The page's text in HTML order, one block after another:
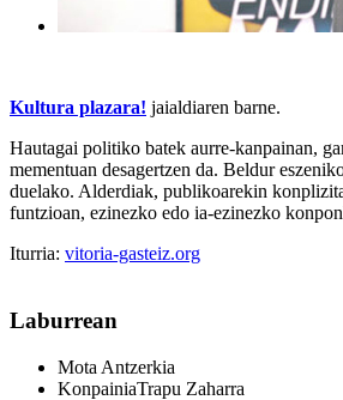
Kultura plazara! jaialdiaren barne.
Hautagai politiko batek aurre-kanpainan,
mementuan desagertzen da. Beldur
duelako. Alderdiak, publikoarekin
funtzioan, ezinezko edo ia-ezinezko
Iturria: vitoria-gasteiz.org
Laburrean
Mota Antzerkia
KonpainiaTrapu Zaharra